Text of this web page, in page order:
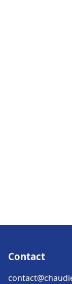
Contact